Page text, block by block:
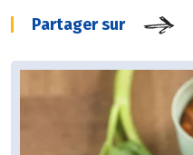
Partager sur